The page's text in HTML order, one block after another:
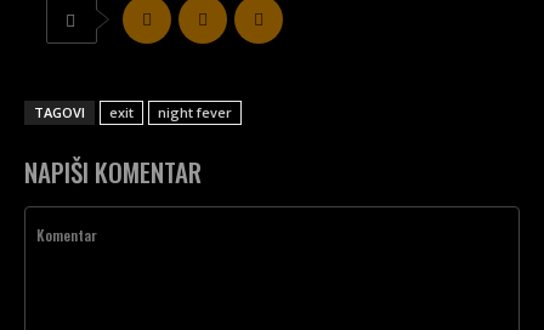
TAGOVI exit night fever
NAPIŠI KOMENTAR